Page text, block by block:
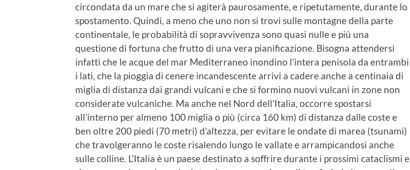
circondata da un mare che si agiterà paurosamente, e ripetutamente, durante lo
spostamento. Quindi, a meno che uno non si trovi sulle montagne della parte
continentale, le probabilità di sopravvivenza sono quasi nulle e più una
questione di fortuna che frutto di una vera pianificazione. Bisogna attendersi
infatti che le acque del mar Mediterraneo inondino l’intera penisola da entrambi
i lati, che la pioggia di cenere incandescente arrivi a cadere anche a centinaia di
miglia di distanza dai grandi vulcani e che si formino nuovi vulcani in zone non
considerate vulcaniche. Ma anche nel Nord dell’Italia, occorre spostarsi
all’interno per almeno 100 miglia o più (circa 160 km) di distanza dalle coste e
ben oltre 200 piedi (70 metri) d’altezza, per evitare le ondate di marea (tsunami)
che travolgeranno le coste risalendo lungo le vallate e arrampicandosi anche
sulle colline. L’Italia è un paese destinato a soffrire durante i prossimi cataclismi e